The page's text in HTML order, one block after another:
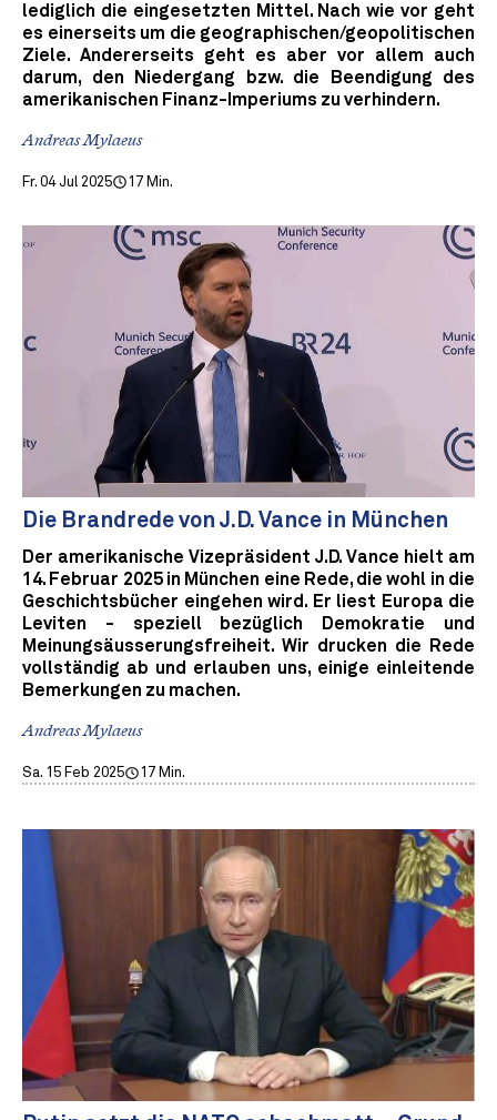
lediglich die eingesetzten Mittel. Nach wie vor geht
es einerseits um die geographischen/geopolitischen
Ziele. Andererseits geht es aber vor allem auch
darum, den Niedergang bzw. die Beendigung des
amerikanischen Finanz-Imperiums zu verhindern.
Andreas Mylaeus
Fr. 04 Jul 2025 17 Min.
Die Brandrede von J.D. Vance in München
Der amerikanische Vizepräsident J.D. Vance hielt am
14. Februar 2025 in München eine Rede, die wohl in die
Geschichtsbücher eingehen wird. Er liest Europa die
Leviten - speziell bezüglich Demokratie und
Meinungsäusserungsfreiheit. Wir drucken die Rede
vollständig ab und erlauben uns, einige einleitende
Bemerkungen zu machen.
Andreas Mylaeus
Sa. 15 Feb 2025 17 Min.